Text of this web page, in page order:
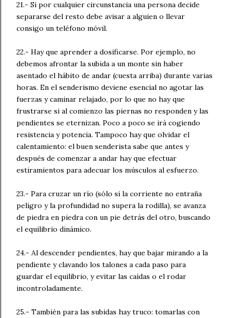
21.- Si por cualquier circunstancia una persona decide
separarse del resto debe avisar a alguien o llevar
consigo un teléfono móvil.
22.- Hay que aprender a dosificarse. Por ejemplo, no
debemos afrontar la subida a un monte sin haber
asentado el hábito de andar (cuesta arriba) durante varias
horas. En el senderismo deviene esencial no agotar las
fuerzas y caminar relajado, por lo que no hay que
frustrarse si al comienzo las piernas no responden y las
pendientes se eternizan. Poco a poco se irá cogiendo
resistencia y potencia. Tampoco hay que olvidar el
calentamiento: el buen senderista sabe que antes y
después de comenzar a andar hay que efectuar
estiramientos para adecuar los músculos al esfuerzo.
23.- Para cruzar un río (sólo si la corriente no entraña
peligro y la profundidad no supera la rodilla), se avanza
de piedra en piedra con un pie detrás del otro, buscando
el equilibrio dinámico.
24.- Al descender pendientes, hay que bajar mirando a la
pendiente y clavando los talones a cada paso para
guardar el equilibrio, y evitar las caídas o el rodar
incontroladamente.
25.- También para las subidas hay truco: tomarlas con